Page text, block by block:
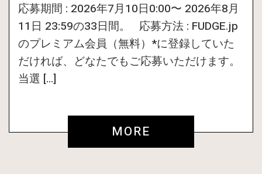
応募期間 : 2026年7月10日0:00〜 2026年8月
11日 23:59の33日間。 応募方法 : FUDGE.jp
のプレミアム会員（無料）*に登録していた
だければ、どなたでもご応募いただけます。
当選 […]
MORE